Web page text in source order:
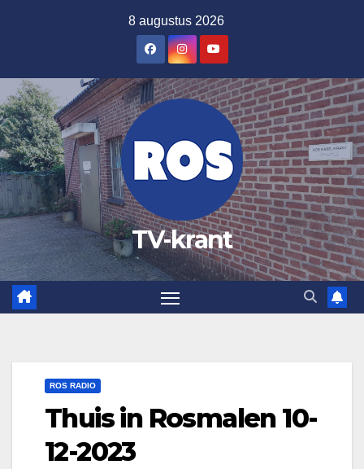
inhoud
8 augustus 2026
TV-krant
ROS RADIO
Thuis in Rosmalen 10-
12-2023